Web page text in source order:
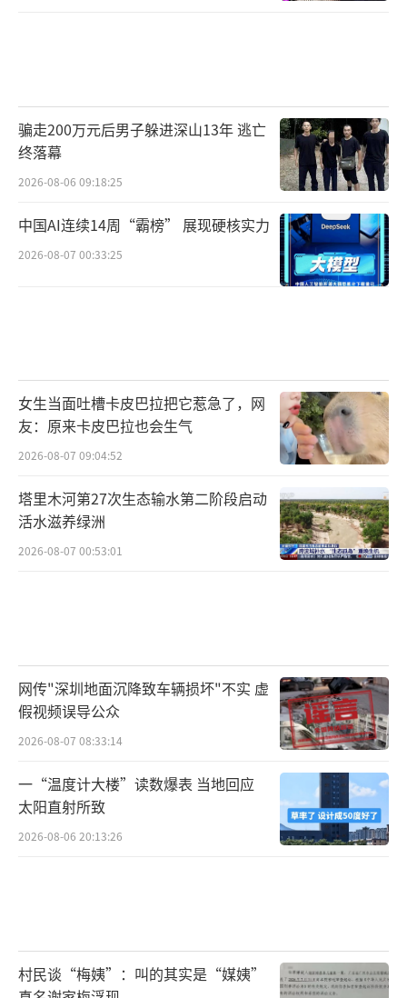
骗走200万元后男子躲进深山13年 逃亡
终落幕
2026-08-06 09:18:25
中国AI连续14周“霸榜” 展现硬核实力
2026-08-07 00:33:25
女生当面吐槽卡皮巴拉把它惹急了，网
友：原来卡皮巴拉也会生气
2026-08-07 09:04:52
塔里木河第27次生态输水第二阶段启动
活水滋养绿洲
2026-08-07 00:53:01
网传"深圳地面沉降致车辆损坏"不实 虚
假视频误导公众
2026-08-07 08:33:14
一“温度计大楼”读数爆表 当地回应
太阳直射所致
2026-08-06 20:13:26
村民谈“梅姨”：叫的其实是“媒姨”